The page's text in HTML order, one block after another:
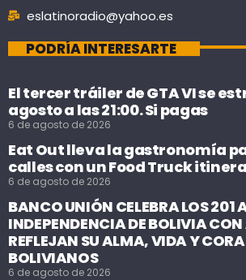
eslatinoradio@yahoo.es
PODRÍA INTERESARTE
El tercer tráiler de GTA VI se
agosto a las 21:00. Si pagas
6 de agosto de 2026
Eat Out lleva la gastronomía
calles con un Food Truck
6 de agosto de 2026
BANCO UNIÓN CELEBRA LOS 201
INDEPENDENCIA DE BOLIVIA
REFLEJAN SU ALMA, VIDA Y
BOLIVIANOS
6 de agosto de 2026